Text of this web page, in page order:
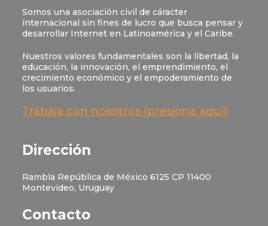
Somos una asociación civil de cáracter
internacional sin fines de lucro que busca pensar y
desarrollar Internet en Latinoamérica y el Caribe.
Nuestros valores fundamentales son la libertad, la
educación, la innovación, el emprendimiento, el
crecimiento económico y el empoderamiento de
los usuarios.
Trabaja con nosotros (presiona aquí)
Dirección
Rambla República de México 6125 CP 11400
Montevideo, Uruguay
Contacto